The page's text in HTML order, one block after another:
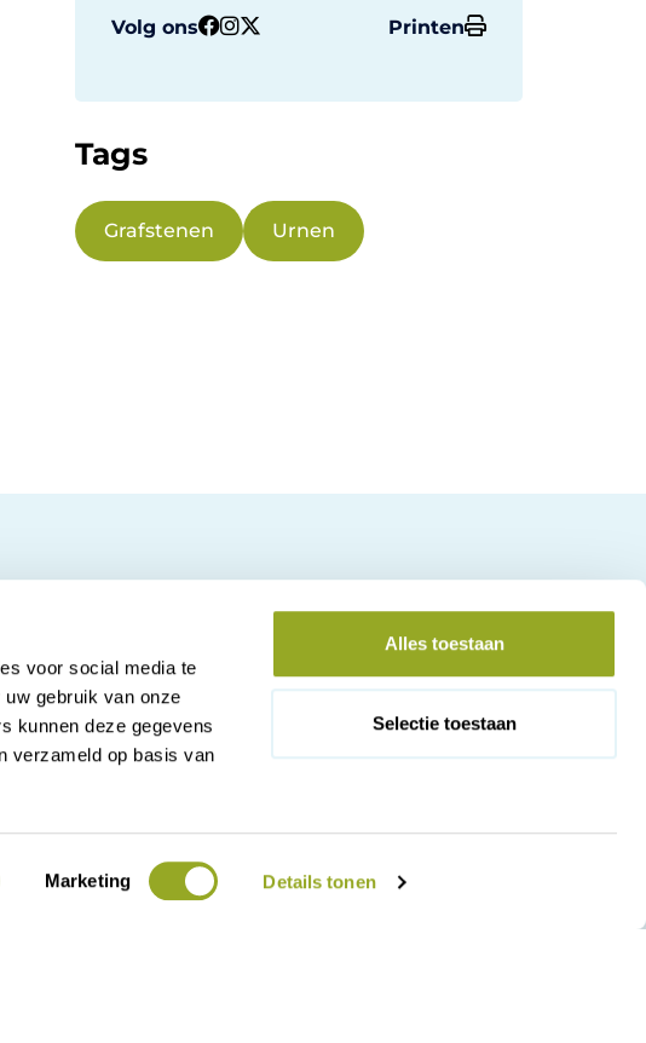
voor social media te
gebruik van onze
kunnen deze gegevens
verzameld op basis van
Marketing Details tonen
Alles toestaan
Selectie toestaan
Volg ons Printen
Tags
Grafstenen Urnen